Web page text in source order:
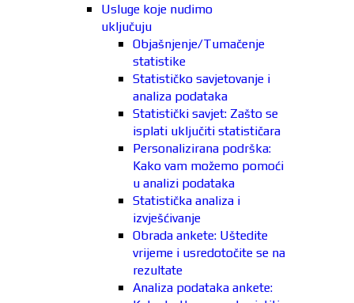
Usluge koje nudimo
uključuju
Objašnjenje/Tumačenje
statistike
Statističko savjetovanje i
analiza podataka
Statistički savjet: Zašto se
isplati uključiti statističara
Personalizirana podrška:
Kako vam možemo pomoći
u analizi podataka
Statistička analiza i
izvješćivanje
Obrada ankete: Uštedite
vrijeme i usredotočite se na
rezultate
Analiza podataka ankete: